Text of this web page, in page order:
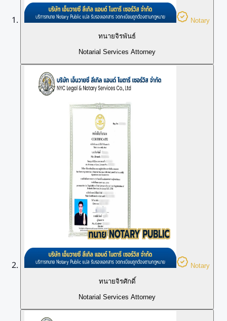
Notary
ทนายจิรพันธ์
Notarial Services Attorney
Notary
ทนายจิรศักดิ์
Notarial Services Attorney